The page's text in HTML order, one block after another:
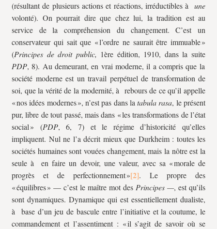
(résultant de plusieurs actions et réactions, irréductibles à une
volonté). On pourrait dire que chez lui, la tradition est au
service de la compréhension du changement. C’est un
conservateur qui sait que « l’ordre ne saurait être immuable »
(Principes de droit public, 1ère édition, 1910, dans la suite
PDP, 8). Au demeurant, en vrai moderne, il a compris que la
société moderne est un travail perpétuel de transformation de
soi, que la vérité de la modernité, à rebours de ce qu’il appelle
« nos idées modernes », n’est pas dans latabula rasa, le présent
pur, libre de tout passé, mais dans « les transformations de l’état
social » (PDP, 6, 7) et le régime d’historicité qu’elles
impliquent. Nul ne l’a décrit mieux que Durkheim : toutes les
sociétés humaines sont vouées changement, mais la nôtre est la
seule à en faire un devoir, une valeur, avec sa « morale de
progrès et de perfectionnement »
. Le propre des
« équilibres » — c’est le maître mot des Principes —, est qu’ils
sont dynamiques. Dynamique qui est essentiellement dualiste,
à base d’un jeu de bascule entre l’initiative et la coutume, le
commandement et l’assentiment : « il s’agit de savoir où se